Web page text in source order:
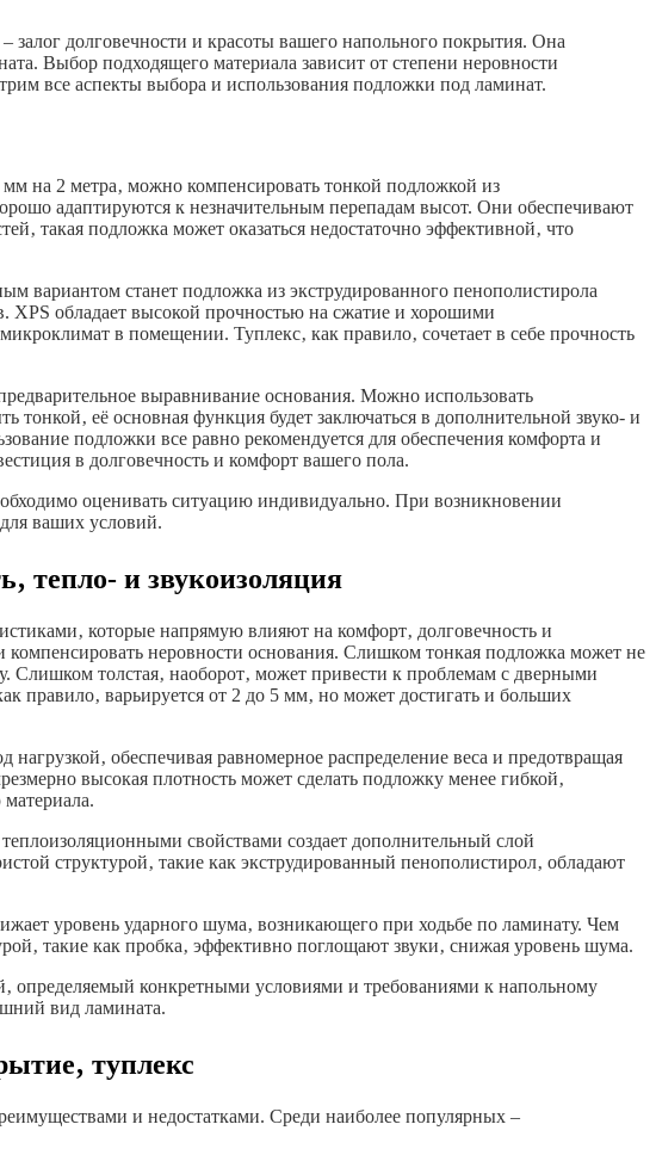
залог долговечности и красоты вашего напольного покрытия. Она
Выбор подходящего материала зависит от степени неровности
все аспекты выбора и использования подложки под ламинат.
на 2 метра‚ можно компенсировать тонкой подложкой из
адаптируются к незначительным перепадам высот. Они обеспечивают
такая подложка может оказаться недостаточно эффективной‚ что
вариантом станет подложка из экструдированного пенополистирола
XPS обладает высокой прочностью на сжатие и хорошими
в помещении. Туплекс‚ как правило‚ сочетает в себе прочность
выравнивание основания. Можно использовать
её основная функция будет заключаться в дополнительной звуко- и
подложки все равно рекомендуется для обеспечения комфорта и
в долговечность и комфорт вашего пола.
оценивать ситуацию индивидуально. При возникновении
ваших условий.
тепло- и звукоизоляция
которые напрямую влияют на комфорт‚ долговечность и
компенсировать неровности основания. Слишком тонкая подложка может не
Слишком толстая‚ наоборот‚ может привести к проблемам с дверными
правило‚ варьируется от 2 до 5 мм‚ но может достигать и больших
обеспечивая равномерное распределение веса и предотвращая
высокая плотность может сделать подложку менее гибкой‚
свойствами создает дополнительный слой
структурой‚ такие как экструдированный пенополистирол‚ обладают
уровень ударного шума‚ возникающего при ходьбе по ламинату. Чем
такие как пробка‚ эффективно поглощают звуки‚ снижая уровень шума.
определяемый конкретными условиями и требованиями к напольному
вид ламината.
туплекс
и недостатками. Среди наиболее популярных –